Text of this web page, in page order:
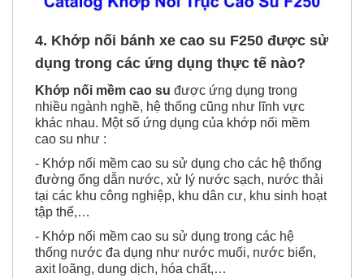
4. Khớp nối bánh xe cao su F250 được sử
dụng trong các ứng dụng thực tế nào?
Khớp nối mềm cao su được ứng dụng trong
nhiều ngành nghề, hệ thống cũng như lĩnh vực
khác nhau. Một số ứng dụng của khớp nối mềm
cao su như :
- Khớp nối mềm cao su sử dụng cho các hệ thống
đường ống dẫn nước, xử lý nước sạch, nước thải
tại các khu công nghiệp, khu dân cư, khu sinh hoạt
tập thể,…
- Khớp nối mềm cao su sử dụng trong các hệ
thống nước đa dụng như nước muối, nước biển,
axit loãng, dung dịch, hóa chất,…